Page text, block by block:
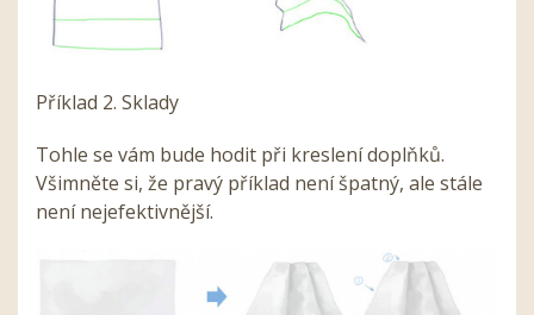
Příklad 2. Sklady
Tohle se vám bude hodit při kreslení doplňků.
Všimněte si, že pravý příklad není špatný, ale stále
není nejefektivnější.